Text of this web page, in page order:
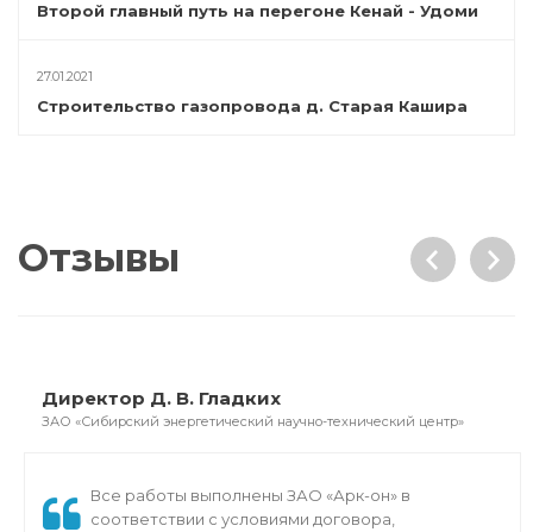
Второй главный путь на перегоне Кенай - Удоми
27.01.2021
Строительство газопровода д. Старая Кашира
Отзывы
Директор Д. В. Гладких
ЗАО «Сибирский энергетический научно-технический центр»
Все работы выполнены ЗАО «Арк-он» в
соответствии с условиями договора,